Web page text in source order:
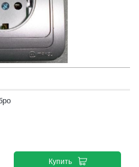
Купить